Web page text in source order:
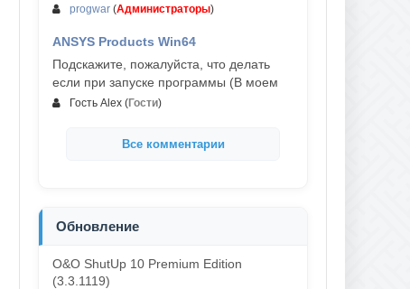
progwar (Администраторы)
ANSYS Products Win64
Подскажите, пожалуйста, что делать
если при запуске программы (В моем
Гость Alex (Гости)
Все комментарии
Обновление
O&O ShutUp 10 Premium Edition
(3.3.1119)